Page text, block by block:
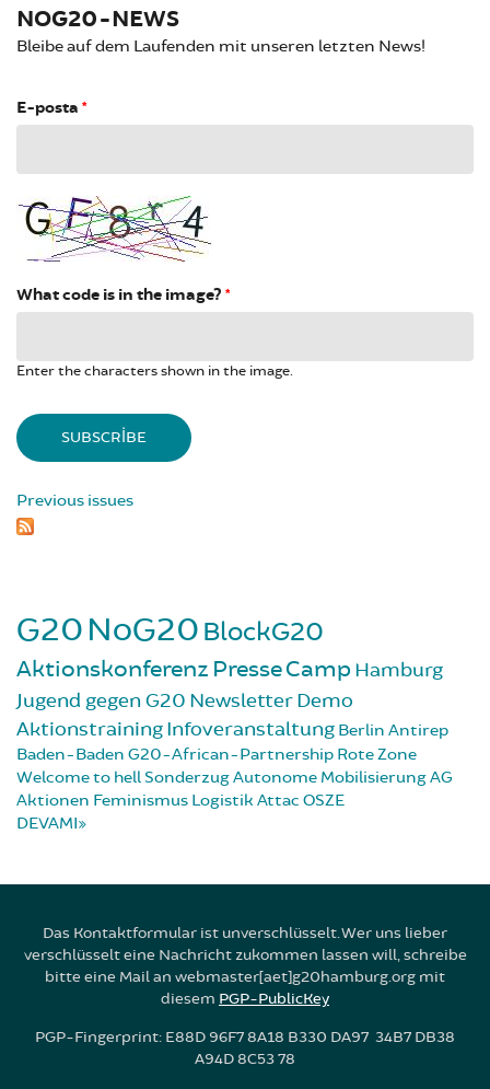
NOG20-NEWS
Bleibe auf dem Laufenden mit unseren letzten News!
E-posta *
What code is in the image? *
Enter the characters shown in the image.
Previous issues
G20NoG20 BlockG20
Aktionskonferenz PresseCampHamburg
Jugend gegen G20 NewsletterDemo
AktionstrainingInfoveranstaltung Berlin Antirep
Baden-Baden G20-African-Partnership Rote Zone
Welcome to hellSonderzugAutonome MobilisierungAG
Aktionen Feminismus Logistik Attac OSZE
DEVAMI
Das Kontaktformular ist unverschlüsselt. Wer uns lieber
verschlüsselt eine Nachricht zukommen lassen will, schreibe
bitte eine Mail an webmaster[aet]g20hamburg.org mit
diesem PGP-PublicKey
PGP-Fingerprint: E88D 96F7 8A18 B330 DA97 34B7 DB38
A94D 8C53 78